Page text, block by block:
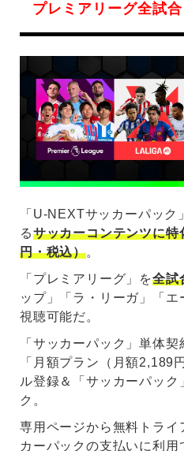
プレミアリーグ全試合
「U-NEXTサッカーパッ
るサッカーコンテンツに
円・税込）。
「プレミアリーグ」を全試
ップ」「ラ・リーガ」「
視聴可能だ。
「サッカーパック」単体
「月額プラン（月額2,189
ル登録＆「サッカーパック
ク。
専用ページから無料トライ
カーパックの支払いに利